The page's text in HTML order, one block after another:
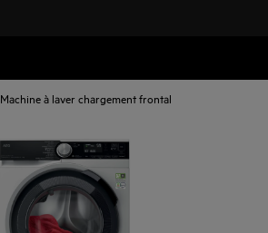
Machine à laver chargement frontal